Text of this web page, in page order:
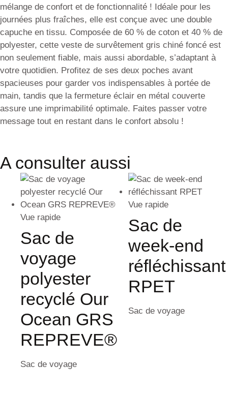
mélange de confort et de fonctionnalité ! Idéale pour les
journées plus fraîches, elle est conçue avec une double
capuche en tissu. Composée de 60 % de coton et 40 % de
polyester, cette veste de survêtement gris chiné foncé est
non seulement fiable, mais aussi abordable, s’adaptant à
votre quotidien. Profitez de ses deux poches avant
spacieuses pour garder vos indispensables à portée de
main, tandis que la fermeture éclair en métal couverte
assure une imprimabilité optimale. Faites passer votre
message tout en restant dans le confort absolu !
A consulter aussi
Vue rapide
Sac de
voyage
polyester
recyclé Our
Ocean GRS
REPREVE®
Sac de voyage
Vue rapide
Sac de
week-end
réfléchissant
RPET
Sac de voyage